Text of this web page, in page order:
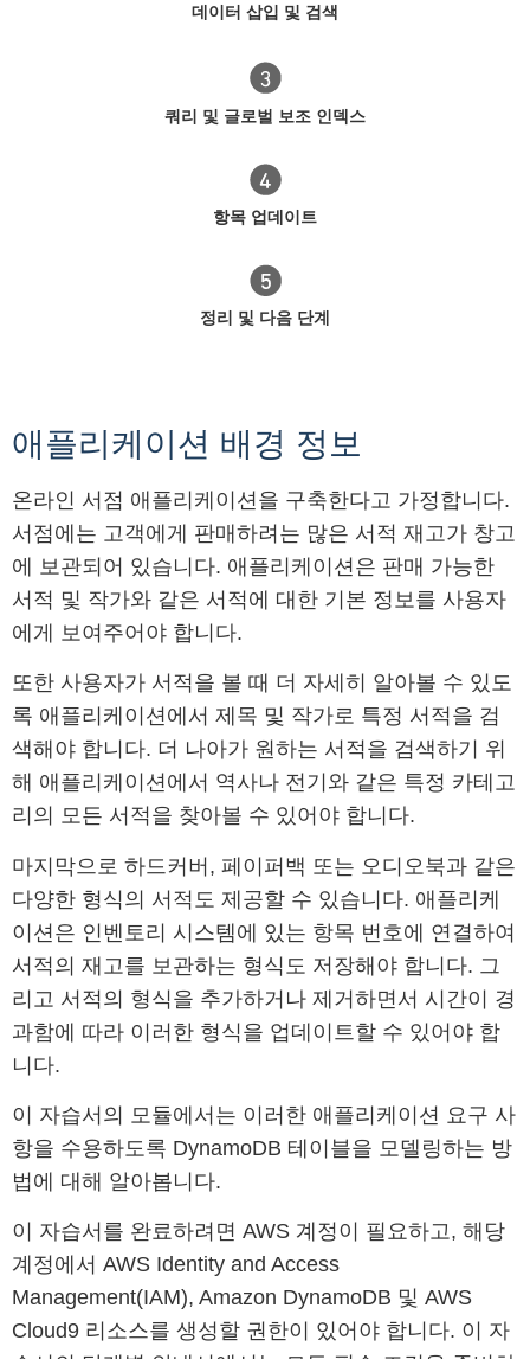
데이터 삽입 및 검색
쿼리 및 글로벌 보조 인덱스
항목 업데이트
정리 및 다음 단계
애플리케이션 배경 정보
온라인 서점 애플리케이션을 구축한다고 가정합니다.
서점에는 고객에게 판매하려는 많은 서적 재고가 창고
에 보관되어 있습니다. 애플리케이션은 판매 가능한
서적 및 작가와 같은 서적에 대한 기본 정보를 사용자
에게 보여주어야 합니다.
또한 사용자가 서적을 볼 때 더 자세히 알아볼 수 있도
록 애플리케이션에서 제목 및 작가로 특정 서적을 검
색해야 합니다. 더 나아가 원하는 서적을 검색하기 위
해 애플리케이션에서 역사나 전기와 같은 특정 카테고
리의 모든 서적을 찾아볼 수 있어야 합니다.
마지막으로 하드커버, 페이퍼백 또는 오디오북과 같은
다양한 형식의 서적도 제공할 수 있습니다. 애플리케
이션은 인벤토리 시스템에 있는 항목 번호에 연결하여
서적의 재고를 보관하는 형식도 저장해야 합니다. 그
리고 서적의 형식을 추가하거나 제거하면서 시간이 경
과함에 따라 이러한 형식을 업데이트할 수 있어야 합
니다.
이 자습서의 모듈에서는 이러한 애플리케이션 요구 사
항을 수용하도록 DynamoDB 테이블을 모델링하는 방
법에 대해 알아봅니다.
이 자습서를 완료하려면 AWS 계정이 필요하고, 해당
계정에서 AWS Identity and Access
Management(IAM), Amazon DynamoDB 및 AWS
Cloud9 리소스를 생성할 권한이 있어야 합니다. 이 자